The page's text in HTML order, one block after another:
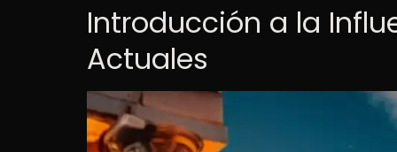
Introducción a la
Actuales